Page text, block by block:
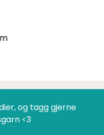
og tagg gjerne
<3